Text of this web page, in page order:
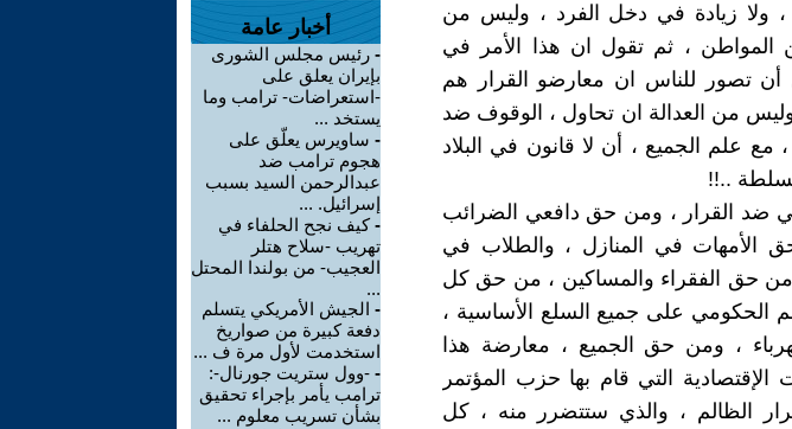
، ولا زيادة في دخل الفرد ، وليس من
المواطن ، ثم تقول ان هذا الأمر في
تصور للناس ان معارضو القرار هم
من العدالة ان تحاول ، الوقوف ضد
مع علم الجميع ، أن لا قانون في البلاد
..!!
ضد القرار ، ومن حق دافعي الضرائب
الأمهات في المنازل ، والطلاب في
حق الفقراء والمساكين ، من حق كل
الحكومي على جميع السلع الأساسية ،
، ومن حق الجميع ، معارضة هذا
التي قام بها حزب المؤتمر
الظالم ، والذي ستتضرر منه ، كل
أخبار عامة
- رئيس مجلس الشورى
بإيران يعلق على
-استعراضات- ترامب وما
يستخد ...
- ساويرس يعلّق على
هجوم ترامب ضد
عبدالرحمن السيد بسبب
إسرائيل. ...
-كيف نجح الحلفاء في
تهريب -سلاح هتلر
العجيب- من بولندا المحتل
...
- الجيش الأمريكي يتسلم
دفعة كبيرة من صواريخ
استخدمت لأول مرة ف ...
- -وول ستريت جورنال-:
ترامب يأمر بإجراء تحقيق
بشأن تسريب معلوم ...